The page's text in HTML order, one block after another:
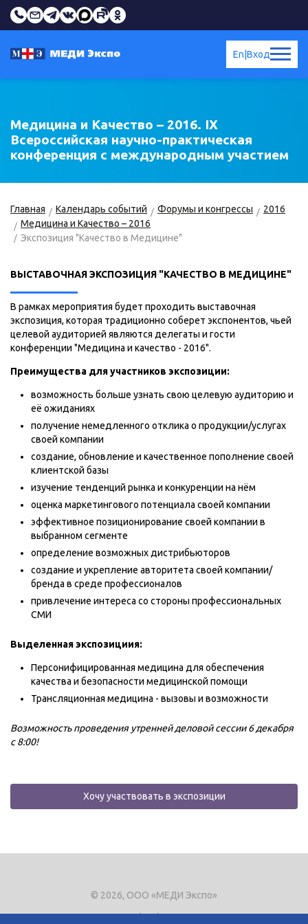
Вход
En
Медицина и Качество – 2016. IX
Всероссийская научно-практическая
конференция с международным участием
Главная Календарь событий Форумы и конгрессы
2016
Медицина и Качество – 2016
Экспозиция "Качество в Медицине"
ВЫСТАВОЧНАЯ ЭКСПОЗИЦИЯ "КАЧЕСТВО В МЕДИЦИНЕ"
В рамках мероприятия будет проходить выставочная
экспозиция, которая традиционно соберет экспонентов, чьей
целевой аудиторией являются делегаты и гости
конференции "Медицина и качество - 2016".
Преимущества для участников экспозиции:
возможность больше узнать свою целевую аудиторию и
её ожиданиях
получение немедленного отклика о продукции/услугах
своей компании
создание, обновление и качественное пополнение своей
клиентской базы
изучение тенденций рынка и конкуренции на нём
оценка маркетингового потенциала своей компании
эффективное позиционирование своей компании в
выбранном сегменте
определение возможных дистрибьюторов
создание и укрепление авторитета своей компании/
бренда в среде профессионалов
привлечение интереса со стороны профессиональных
СМИ
Выделенная экспозициия:
Персонифицированная медицина для обеспечения
качества и безопасности медицинской помощи
Трансляционная медицина - вызовы и возможности
Возможность проведения утренней деловой сессии 6 декабря
с 8:00!
Хочу участвовать в экспозиции
© 2026, ООО «МЕДИ Экспо»
Тел.+7 (495) 721-8866